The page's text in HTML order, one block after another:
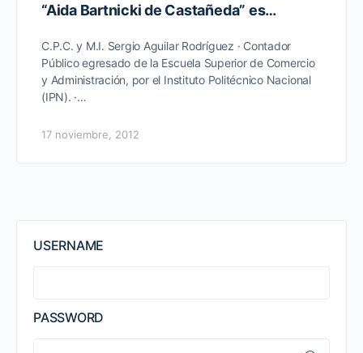
“Aida Bartnicki de Castañeda” es…
C.P.C. y M.I. Sergio Aguilar Rodríguez · Contador
Público egresado de la Escuela Superior de Comercio
y Administración, por el Instituto Politécnico Nacional
(IPN). ·…
17 noviembre, 2012
USERNAME
PASSWORD